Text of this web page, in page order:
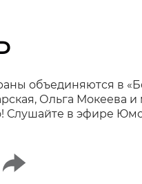
объединяются в
Ольга Мокеева
Слушайте в эфире